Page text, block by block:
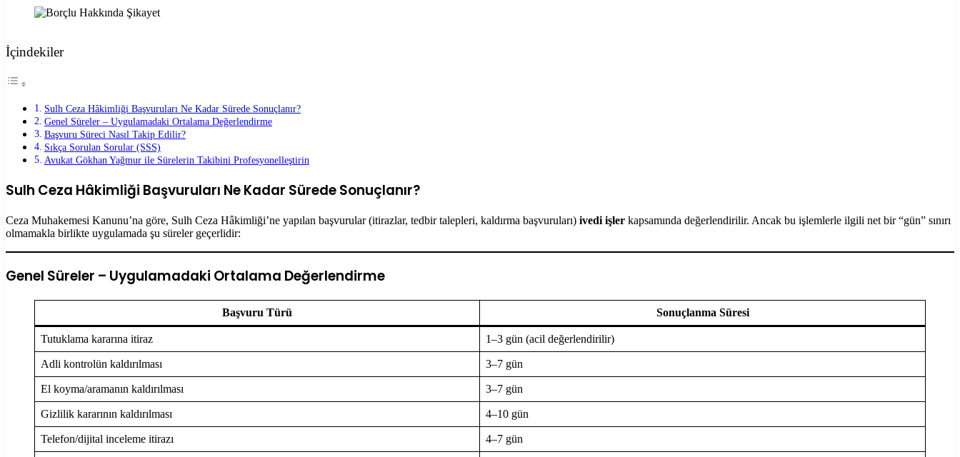
İçindekiler
Sulh Ceza Hâkimliği Başvuruları Ne Kadar Sürede Sonuçlanır?
Genel Süreler – Uygulamadaki Ortalama Değerlendirme
Başvuru Süreci Nasıl Takip Edilir?
Sıkça Sorulan Sorular (SSS)
Avukat Gökhan Yağmur ile Sürelerin Takibini Profesyonelleştirin
Sulh Ceza Hâkimliği Başvuruları Ne Kadar Sürede Sonuçlanır?
Ceza Muhakemesi Kanunu’na göre, Sulh Ceza Hâkimliği’ne yapılan başvurular (itirazlar, tedbir talepleri, kaldırma başvuruları) ivedi işler kapsamında değerlendirilir. Ancak bu işlemlerle ilgili net bir “gün” sınırı
olmamakla birlikte uygulamada şu süreler geçerlidir:
Genel Süreler – Uygulamadaki Ortalama Değerlendirme
Başvuru Türü Sonuçlanma Süresi
Tutuklama kararına itiraz 1–3 gün (acil değerlendirilir)
Adli kontrolün kaldırılması 3–7 gün
El koyma/aramanın kaldırılması 3–7 gün
Gizlilik kararının kaldırılması 4–10 gün
Telefon/dijital inceleme itirazı 4–7 gün